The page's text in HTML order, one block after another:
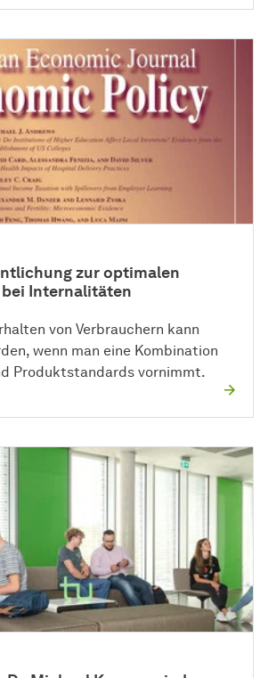
zur optimalen
Internalitäten
von Verbrauchern kann
wenn man eine Kombination
Produktstandards vornimmt.